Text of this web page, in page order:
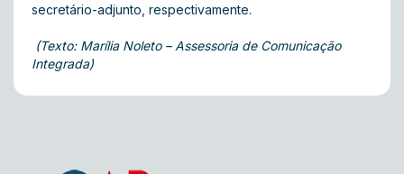
secretário-adjunto, respectivamente.
(Texto: Marília Noleto – Assessoria de Comunicação
Integrada)